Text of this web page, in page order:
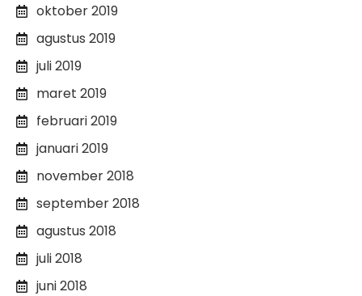
oktober 2019
agustus 2019
juli 2019
maret 2019
februari 2019
januari 2019
november 2018
september 2018
agustus 2018
juli 2018
juni 2018